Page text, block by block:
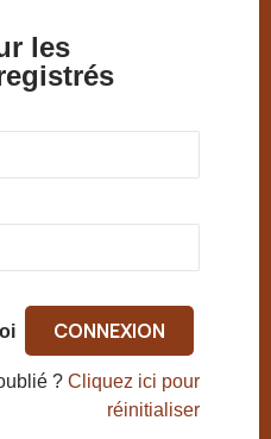
les
?Cliquez ici pour
réinitialiser